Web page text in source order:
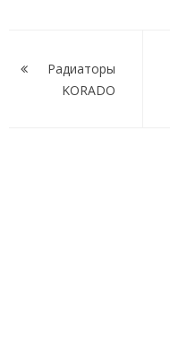
по
Радиаторы
KORADO